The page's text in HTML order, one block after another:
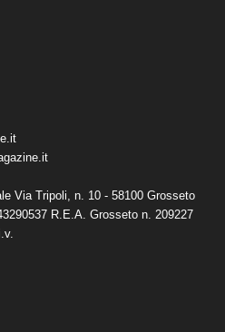
Via Tripoli, n. 10 - 58100 Grosseto
R.E.A. Grosseto n. 209227